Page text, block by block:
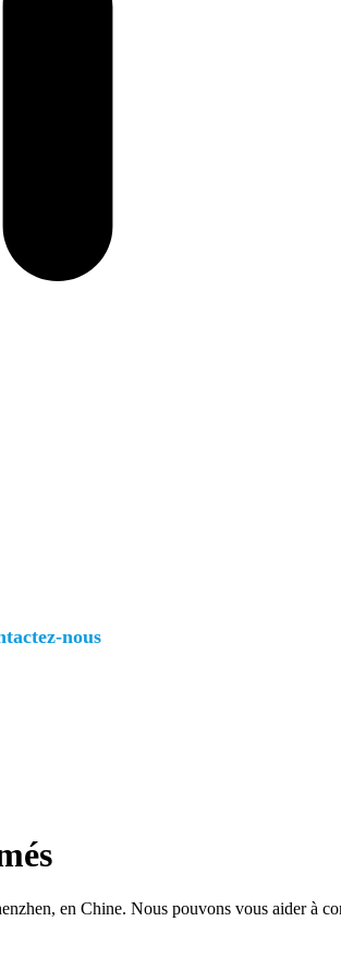
nous
en Chine. Nous pouvons vous aider à